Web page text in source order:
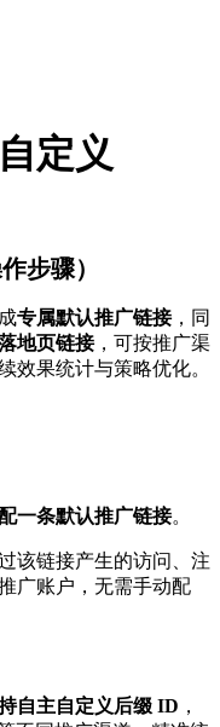
定义
步骤）
专属默认推广链接，同
地页链接，可按推广渠
效果统计与策略优化。
一条默认推广链接。
该链接产生的访问、注
广账户，无需手动配
自主自定义后缀 ID ，